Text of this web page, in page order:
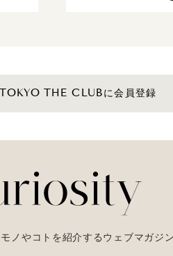
THE CLUBに会員登録
ノやコトを紹介するウェブマガジン